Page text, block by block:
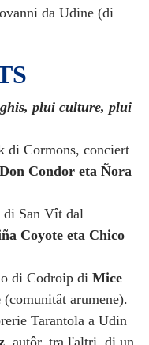
da Udine (di
plui culture, plui
di Cormons, conciert
Don Condor eta Ñora
San Vît dal
Coyote eta Chico
di Codroip diMice
(comunitât arumene).
Tarantola a Udin
, autôr, tra l'altri, di un